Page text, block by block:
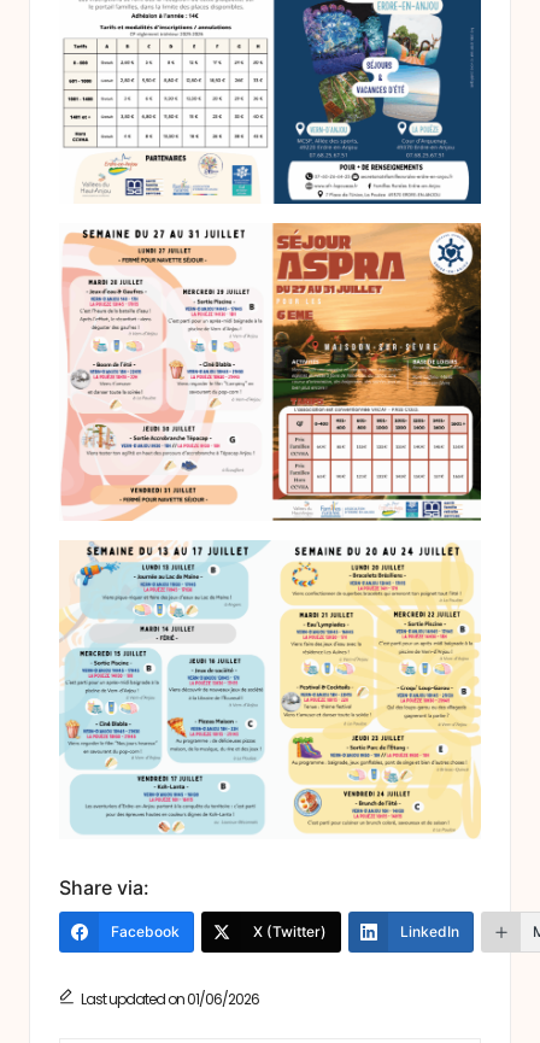
Share via:
Facebook X (Twitter) LinkedIn
Last updated on 01/06/2026